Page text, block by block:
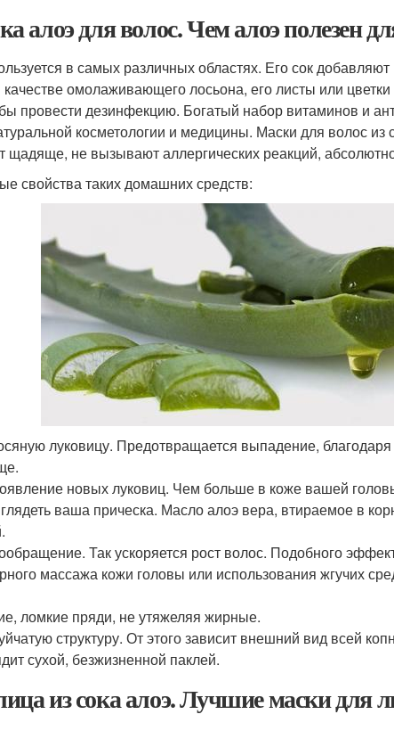
алоэ для волос. Чем алоэ полезен
в самых различных областях. Его сок
качестве омолаживающего лосьона, его листы или
провести дезинфекцию. Богатый набор витаминов и
косметологии и медицины. Маски для волос из
щадяще, не вызывают аллергических реакций,
свойства таких домашних средств:
луковицу. Предотвращается выпадение,
новых луковиц. Чем больше в коже вашей
ваша прическа. Масло алоэ вера, втираемое в
Так ускоряется рост волос. Подобного
массажа кожи головы или использования жгучих
ломкие пряди, не утяжеляя жирные.
структуру. От этого зависит внешний вид всей
сухой, безжизненной паклей.
из сока алоэ. Лучшие маски для